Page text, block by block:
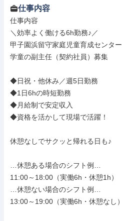
仕事内容
仕事内容
＼効率よく働ける6h勤務♪／
甲子園浜留守家庭児童育成センター
学童の副主任（契約社員）募集
◆日祝・他休み／週5日勤務
◆1日6hの時短勤務
◆月給制で安定収入
◆資格を活かして現場で活躍！
休憩なしでサクッと帰れる日も♪
…休憩ある場合のシフト例…
11:00～18:00（実働6h・休憩1h）
…休憩ない場合のシフト例…
13:00～19:00（実働6h・休憩なし）